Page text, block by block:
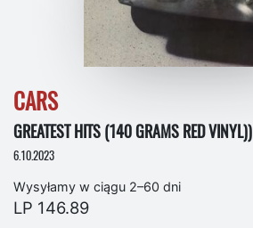
CARS
GREATEST HITS (140 GRAMS RED VINYL))
6.10.2023
Wysyłamy w ciągu 2–60 dni
LP 146.89